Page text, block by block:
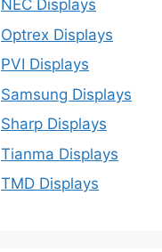
NEC Displays
Optrex Displays
PVI Displays
Samsung Displays
Sharp Displays
Tianma Displays
TMD Displays